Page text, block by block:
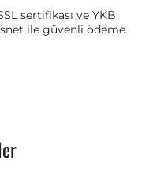
sertifikası ve YKB
ile güvenli ödeme.